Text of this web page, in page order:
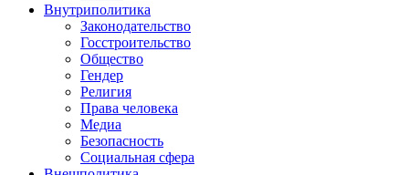
Внутриполитика
Законодательство
Госстроительство
Общество
Гендер
Религия
Права человека
Медиа
Безопасность
Социальная сфера